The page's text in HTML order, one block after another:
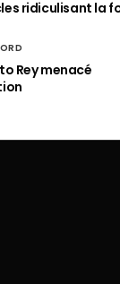
ridiculisant la
Rey menacé